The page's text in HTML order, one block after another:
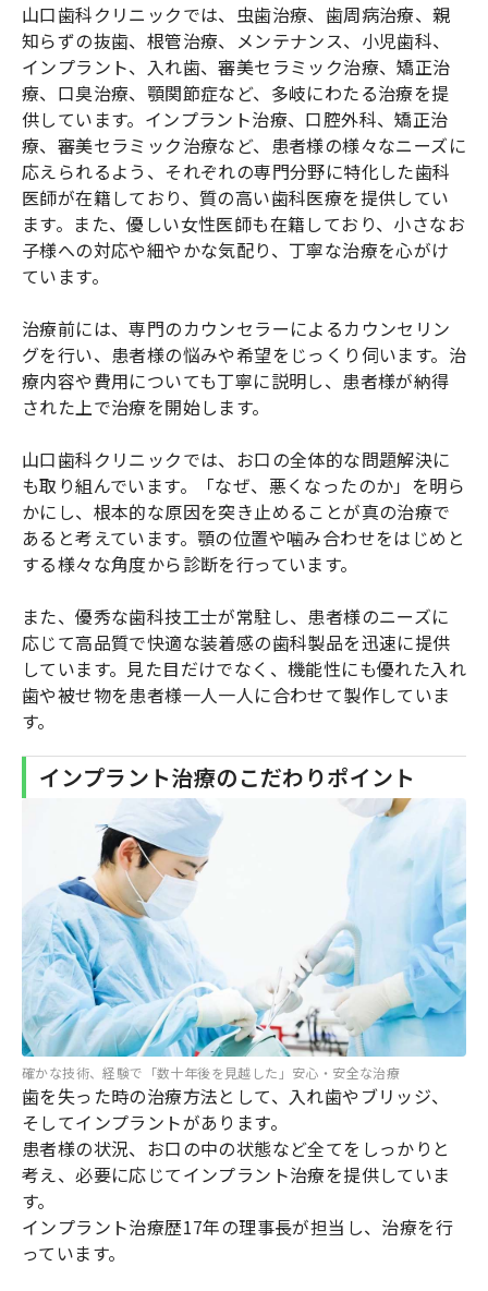
山口歯科クリニックでは、虫歯治療、歯周病治療、親
知らずの抜歯、根管治療、メンテナンス、小児歯科、
インプラント、入れ歯、審美セラミック治療、矯正治
療、口臭治療、顎関節症など、多岐にわたる治療を提
供しています。インプラント治療、口腔外科、矯正治
療、審美セラミック治療など、患者様の様々なニーズに
応えられるよう、それぞれの専門分野に特化した歯科
医師が在籍しており、質の高い歯科医療を提供してい
ます。また、優しい女性医師も在籍しており、小さなお
子様への対応や細やかな気配り、丁寧な治療を心がけ
ています。
治療前には、専門のカウンセラーによるカウンセリン
グを行い、患者様の悩みや希望をじっくり伺います。治
療内容や費用についても丁寧に説明し、患者様が納得
された上で治療を開始します。
山口歯科クリニックでは、お口の全体的な問題解決に
も取り組んでいます。「なぜ、悪くなったのか」を明ら
かにし、根本的な原因を突き止めることが真の治療で
あると考えています。顎の位置や噛み合わせをはじめと
する様々な角度から診断を行っています。
また、優秀な歯科技工士が常駐し、患者様のニーズに
応じて高品質で快適な装着感の歯科製品を迅速に提供
しています。見た目だけでなく、機能性にも優れた入れ
歯や被せ物を患者様一人一人に合わせて製作していま
す。
インプラント治療のこだわりポイント
確かな技術、経験で「数十年後を見越した」安心・安全な治療
歯を失った時の治療方法として、入れ歯やブリッジ、
そしてインプラントがあります。
患者様の状況、お口の中の状態など全てをしっかりと
考え、必要に応じてインプラント治療を提供していま
す。
インプラント治療歴17年の理事長が担当し、治療を行
っています。